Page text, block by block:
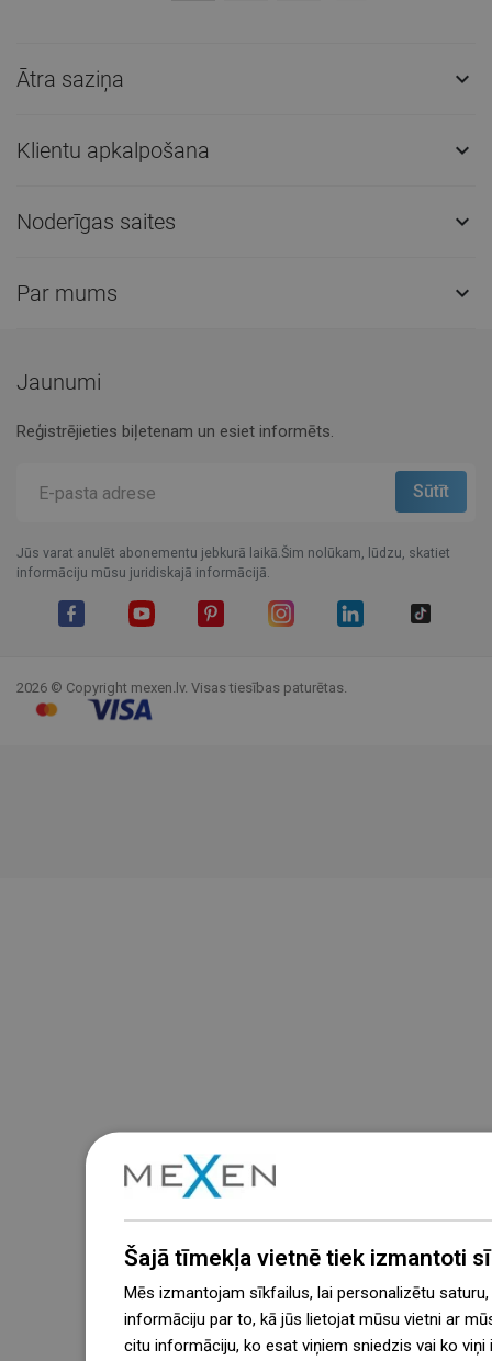
Ātra saziņa 
Klientu apkalpošana 
Noderīgas saites 
Par mums 
Jaunumi
Reģistrējieties biļetenam un esiet informēts.
Jūs varat anulēt abonementu jebkurā laikā.Šim nolūkam, lūdzu, skatiet
informāciju mūsu juridiskajā informācijā.
2026 © Copyright mexen.lv. Visas tiesības paturētas.
Šajā tīmekļa vietnē tiek izmantoti
Mēs izmantojam sīkfailus, lai personalizētu
informāciju par to, kā jūs lietojat mūsu vietni ar
citu informāciju, ko esat viņiem sniedzis vai ko